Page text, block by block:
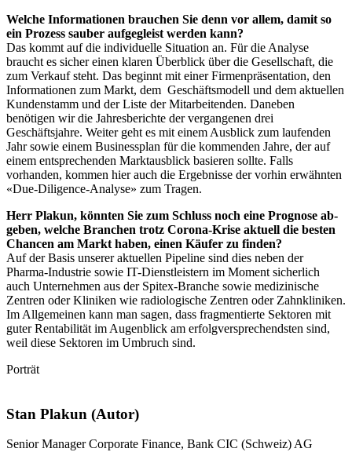
Welche Informationen brauchen Sie denn vor allem, damit so
ein Prozess sauber aufgegleist werden kann?
Das kommt auf die individuelle Situation an. Für die Analyse
braucht es sicher einen klaren Überblick über die Gesellschaft, die
zum Verkauf steht. Das beginnt mit einer Firmenpräsentation, den
Informationen zum Markt, dem Geschäftsmodell und dem aktuellen
Kundenstamm und der Liste der Mitarbeitenden. Daneben
benötigen wir die Jahresberichte der vergangenen drei
Geschäftsjahre. Weiter geht es mit einem Ausblick zum laufenden
Jahr sowie einem Businessplan für die kommenden Jahre, der auf
einem entsprechenden Marktausblick basieren sollte. Falls
vorhanden, kommen hier auch die Ergebnisse der vorhin erwähnten
«Due-Diligence-Analyse» zum Tragen.
Herr Plakun, könnten Sie zum Schluss noch eine Prognose ab­
geben, welche Branchen trotz Corona-Krise aktuell die besten
Chancen am Markt haben, einen Käufer zu finden?
Auf der Basis unserer aktuellen Pipeline sind dies neben der
Pharma-Industrie sowie IT-Dienstleistern im Moment sicherlich
auch Unternehmen aus der Spitex-Branche sowie medizinische
Zentren oder Kliniken wie radiologische Zentren oder Zahnkliniken.
Im Allgemeinen kann man sagen, dass fragmentierte Sektoren mit
guter Rentabilität im Augenblick am erfolgversprechendsten sind,
weil diese Sektoren im Umbruch sind.
Porträt
Stan Plakun (Autor)
Senior Manager Corporate Finance, Bank CIC (Schweiz) AG